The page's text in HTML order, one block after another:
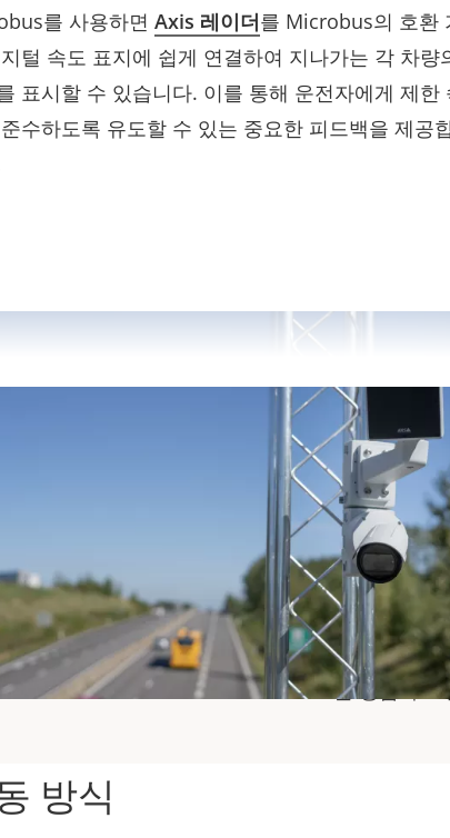
를 사용하면 Axis 레이더를 Microbus의 호환
털 속도 표지에 쉽게 연결하여 지나가는 각 차량
표시할 수 있습니다. 이를 통해 운전자에게 제한
수하도록 유도할 수 있는 중요한 피드백을 제공
방식
본 상품과